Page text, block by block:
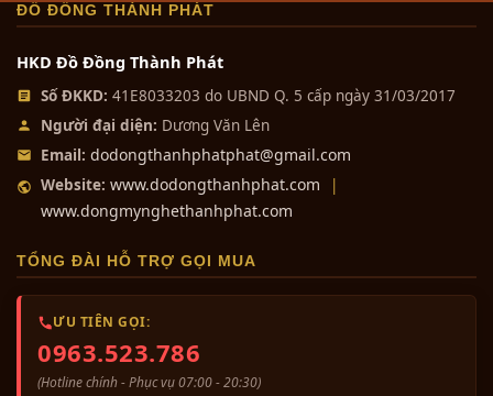
ĐỒ ĐỒNG THÀNH PHÁT
HKD Đồ Đồng Thành Phát
Số ĐKKD: 41E8033203 do UBND Q. 5 cấp ngày 31/03/2017
Người đại diện: Dương Văn Lên
Email: dodongthanhphatphat@gmail.com
Website: www.dodongthanhphat.com |
www.dongmynghethanhphat.com
TỔNG ĐÀI HỖ TRỢ GỌI MUA
ƯU TIÊN GỌI:
0963.523.786
(Hotline chính - Phục vụ 07:00 - 20:30)